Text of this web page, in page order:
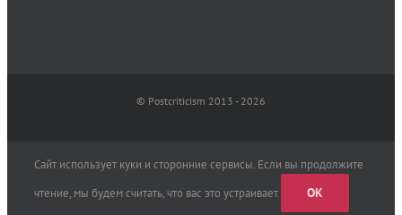
© Postcriticism 2013 - 2026
Сайт использует куки и сторонние сервисы. Если вы продолжите
чтение, мы будем считать, что вас это устраивает
OK